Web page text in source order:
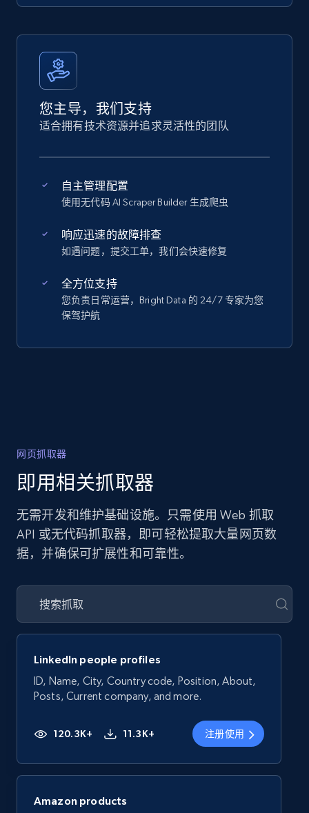
您主导，我们支持
适合拥有技术资源并追求灵活性的团队
自主管理配置
使用无代码 AI Scraper Builder 生成爬虫
响应迅速的故障排查
如遇问题，提交工单，我们会快速修复
全方位支持
您负责日常运营，Bright Data 的 24/7 专家为您
保驾护航
网页抓取器
即用相关抓取器
无需开发和维护基础设施。只需使用 Web 抓取
API 或无代码抓取器，即可轻松提取大量网页数
据，并确保可扩展性和可靠性。
LinkedIn people profiles
ID, Name, City, Country code, Position, About,
Posts, Current company, and more.
120.3K+ 11.3K+ 注册使用
Amazon products